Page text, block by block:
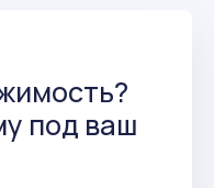
под ваш